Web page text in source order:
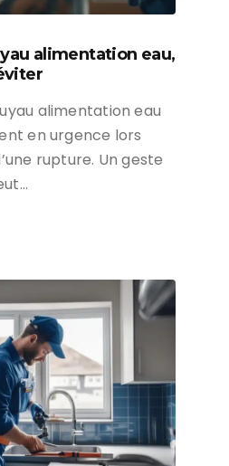
alimentation eau,
alimentation eau
en urgence lors
rupture. Un geste